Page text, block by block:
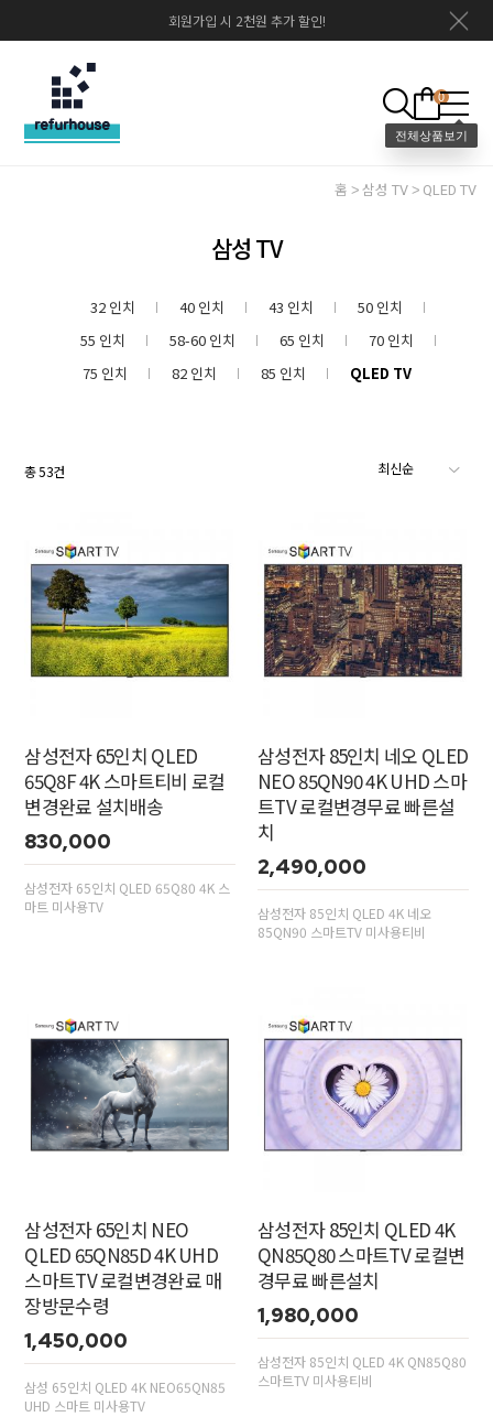
회원가입 시 2천원 추가 할인!
0
홈 삼성 TV QLED TV
삼성 TV
32 인치 40 인치 43 인치
50 인치
55 인치
58-60 인치 65 인치
70 인치
75 인치
82 인치 85 인치 QLED TV
총53건
삼성전자 65인치 QLED
65Q8F 4K 스마트티비 로컬
변경완료 설치배송
830,000
삼성전자 65인치 QLED 65Q80 4K 스
마트 미사용TV
삼성전자 85인치 네오 QLED
NEO 85QN90 4K UHD 스마
트TV 로컬변경무료 빠른설
치
2,490,000
삼성전자 85인치 QLED 4K 네오
85QN90 스마트TV 미사용티비
삼성전자 65인치 NEO
QLED 65QN85D 4K UHD
스마트TV 로컬변경완료 매
장방문수령
1,450,000
삼성 65인치 QLED 4K NEO65QN85
UHD 스마트 미사용TV
삼성전자 85인치 QLED 4K
QN85Q80 스마트TV 로컬변
경무료 빠른설치
1,980,000
삼성전자 85인치 QLED 4K QN85Q80
스마트TV 미사용티비